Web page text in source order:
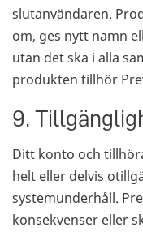
slutanvändaren.
om, ges nytt namn
utan det ska i alla
produkten tillhör
9.
Ditt konto och
helt eller delvis
systemunderhåll.
konsekvenser eller